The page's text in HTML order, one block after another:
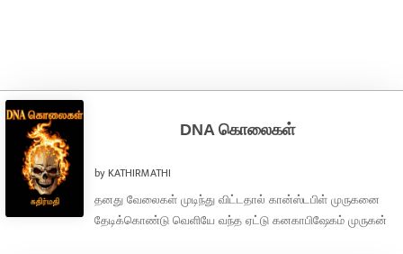
DNA கொலைகள்
by KATHIRMATHI
தனது வேலைகள் முடிந்து விட்டதால் கான்ஸ்டபிள் முருகனை
தேடிக்கொண்டு வெளியே வந்த ஏட்டு கனகாபிஷேகம் முருகன்